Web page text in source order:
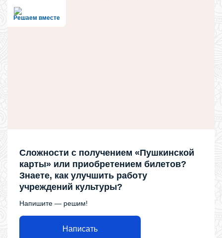
Решаем вместе
Сложности с получением «Пушкинской
карты» или приобретением билетов?
Знаете, как улучшить работу
учреждений культуры?
Напишите — решим!
Написать